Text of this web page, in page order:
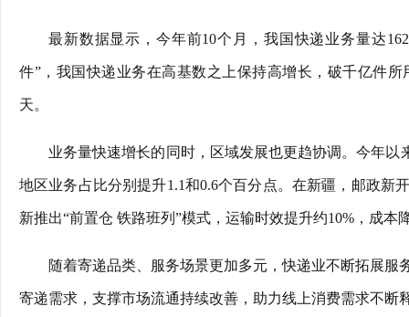
最新数据显示，今年前10个月，我国快递业务量达
件”，我国快递业务在高基数之上保持高增长，破千亿件
天。
业务量快速增长的同时，区域发展也更趋协调。今年
地区业务占比分别提升1.1和0.6个百分点。在新疆，邮政新
新推出“前置仓 铁路班列”模式，运输时效提升约10%，成本
随着寄递品类、服务场景更加多元，快递业不断拓展
寄递需求，支撑市场流通持续改善，助力线上消费需求不断